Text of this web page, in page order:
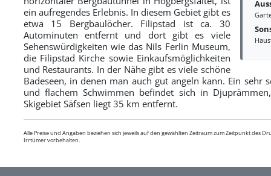
ein aufregendes Erlebnis. In diesem Gebiet gibt es
etwa 15 Bergbaulöcher. Filipstad ist ca. 30
Autominuten entfernt und dort gibt es viele
Sehenswürdigkeiten wie das Nils Ferlin Museum,
die Filipstad Kirche sowie Einkaufsmöglichkeiten
und Restaurants. In der Nähe gibt es viele schöne
Badeseen, in denen man auch gut angeln kann. Ein sehr
und flachem Schwimmen befindet sich in
Skigebiet Säfsen liegt 35 km entfernt.
Alle Preise und Angaben beziehen sich jeweils auf den gewählten Zeitraum zum Zeitpunkt des
Irrtümer vorbehalten.